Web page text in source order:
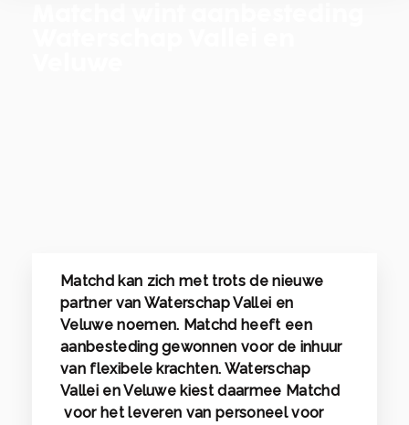
Matchd kan zich met trots de nieuwe
partner van Waterschap Vallei en
Veluwe noemen. Matchd heeft een
aanbesteding gewonnen voor de inhuur
van flexibele krachten. Waterschap
Vallei en Veluwe kiest daarmee Matchd
voor het leveren van personeel voor